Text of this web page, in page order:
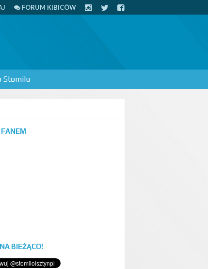
FORUM KIBICÓW
Stomilu
BIEŻĄCO!